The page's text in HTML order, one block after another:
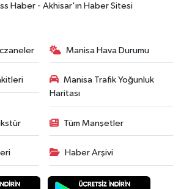
Çanakkale'nin tarihini yerinde
yaşadı
19:00Kadın ve Çocuk Giyimde Yeni
Dönem: Minik Terzi’den Anne-
Haber - Akhisar'ın Haber Sitesi
Manisa Hava Durumu
Manisa Trafik Yoğunluk
Haritası
Tüm Manşetler
Haber Arşivi